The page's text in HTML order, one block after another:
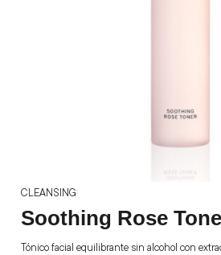
CLEANSING
Soothing Rose
Tónico facial equilibrante sin alcohol con